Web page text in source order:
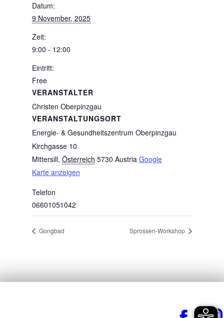
Datum:
9 November, 2025
Zeit:
9:00 - 12:00
Eintritt:
Free
VERANSTALTUNGSORT
Energie- & Gesundheitszentrum Oberpinzgau
Kirchgasse 10
Mittersill, Österreich 5730 Austria Google
Karte anzeigen
Telefon
06601051042
VERANSTALTER
Christen Oberpinzgau
Gongbad Sprossen-Workshop